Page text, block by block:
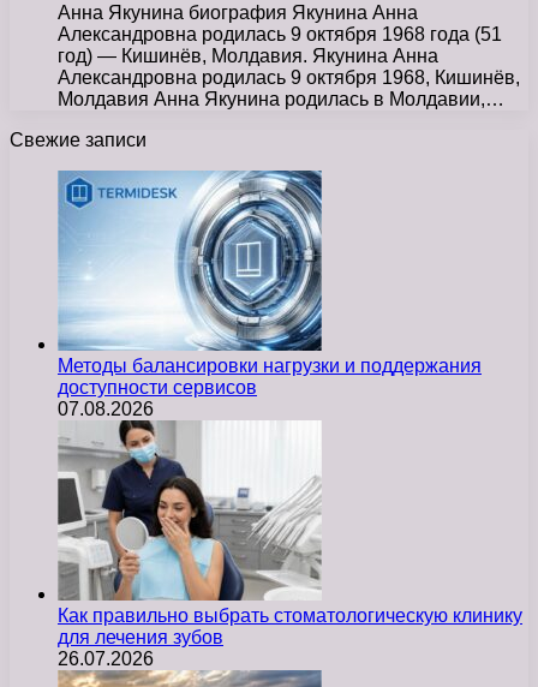
Анна Якунина биография Якунина Анна
Александровна родилась 9 октября 1968 года (51
год) — Кишинёв, Молдавия. Якунина Анна
Александровна родилась 9 октября 1968, Кишинёв,
Молдавия Анна Якунина родилась в Молдавии,…
Свежие записи
Методы балансировки нагрузки и поддержания
доступности сервисов
07.08.2026
Как правильно выбрать стоматологическую клинику
для лечения зубов
26.07.2026